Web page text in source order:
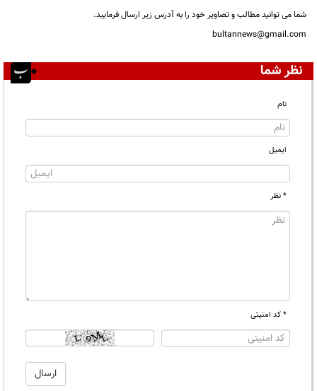
شما می توانید مطالب و تصاویر خود را به آدرس زیر ارسال فرمایید.
bultannews@gmail.com
نظر شما
نام
ایمیل
* نظر
* کد امنیتی